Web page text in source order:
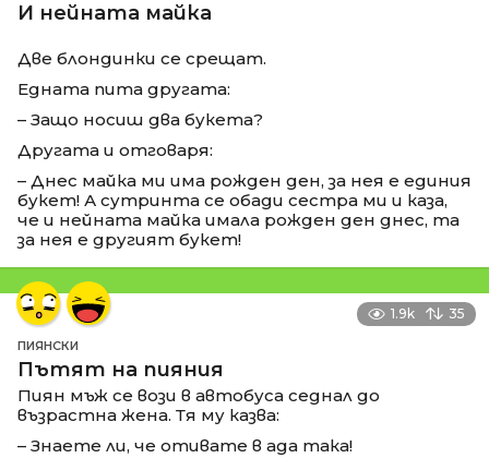
И нейната майка
Две блондинки се срещат.
Едната пита другата:
– Защо носиш два букета?
Другата и отговаря:
– Днес майка ми има рожден ден, за нея е единия
букет! А сутринта се обади сестра ми и каза,
че и нейната майка имала рожден ден днес, та
за нея е другият букет!
1.9k 35
ПИЯНСКИ
Пътят на пияния
Пиян мъж се вози в автобуса седнал до
възрастна жена. Тя му казва:
– Знаете ли, че отивате в ада така!